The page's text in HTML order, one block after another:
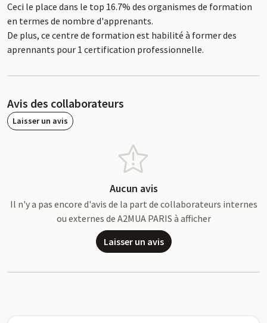
Ceci le place dans le top 16.7% des organismes de formation
en termes de nombre d'apprenants.
De plus, ce centre de formation est habilité à former des
aprennants pour 1 certification professionnelle.
Avis des collaborateurs
Laisser un avis
Aucun avis
Il n'y a pas encore d'avis de la part de collaborateurs internes
ou externes de A2MUA PARIS à afficher
Laisser un avis